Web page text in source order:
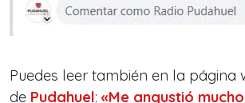
Puedes leer también en la página
de Pudahuel: «Me angustió